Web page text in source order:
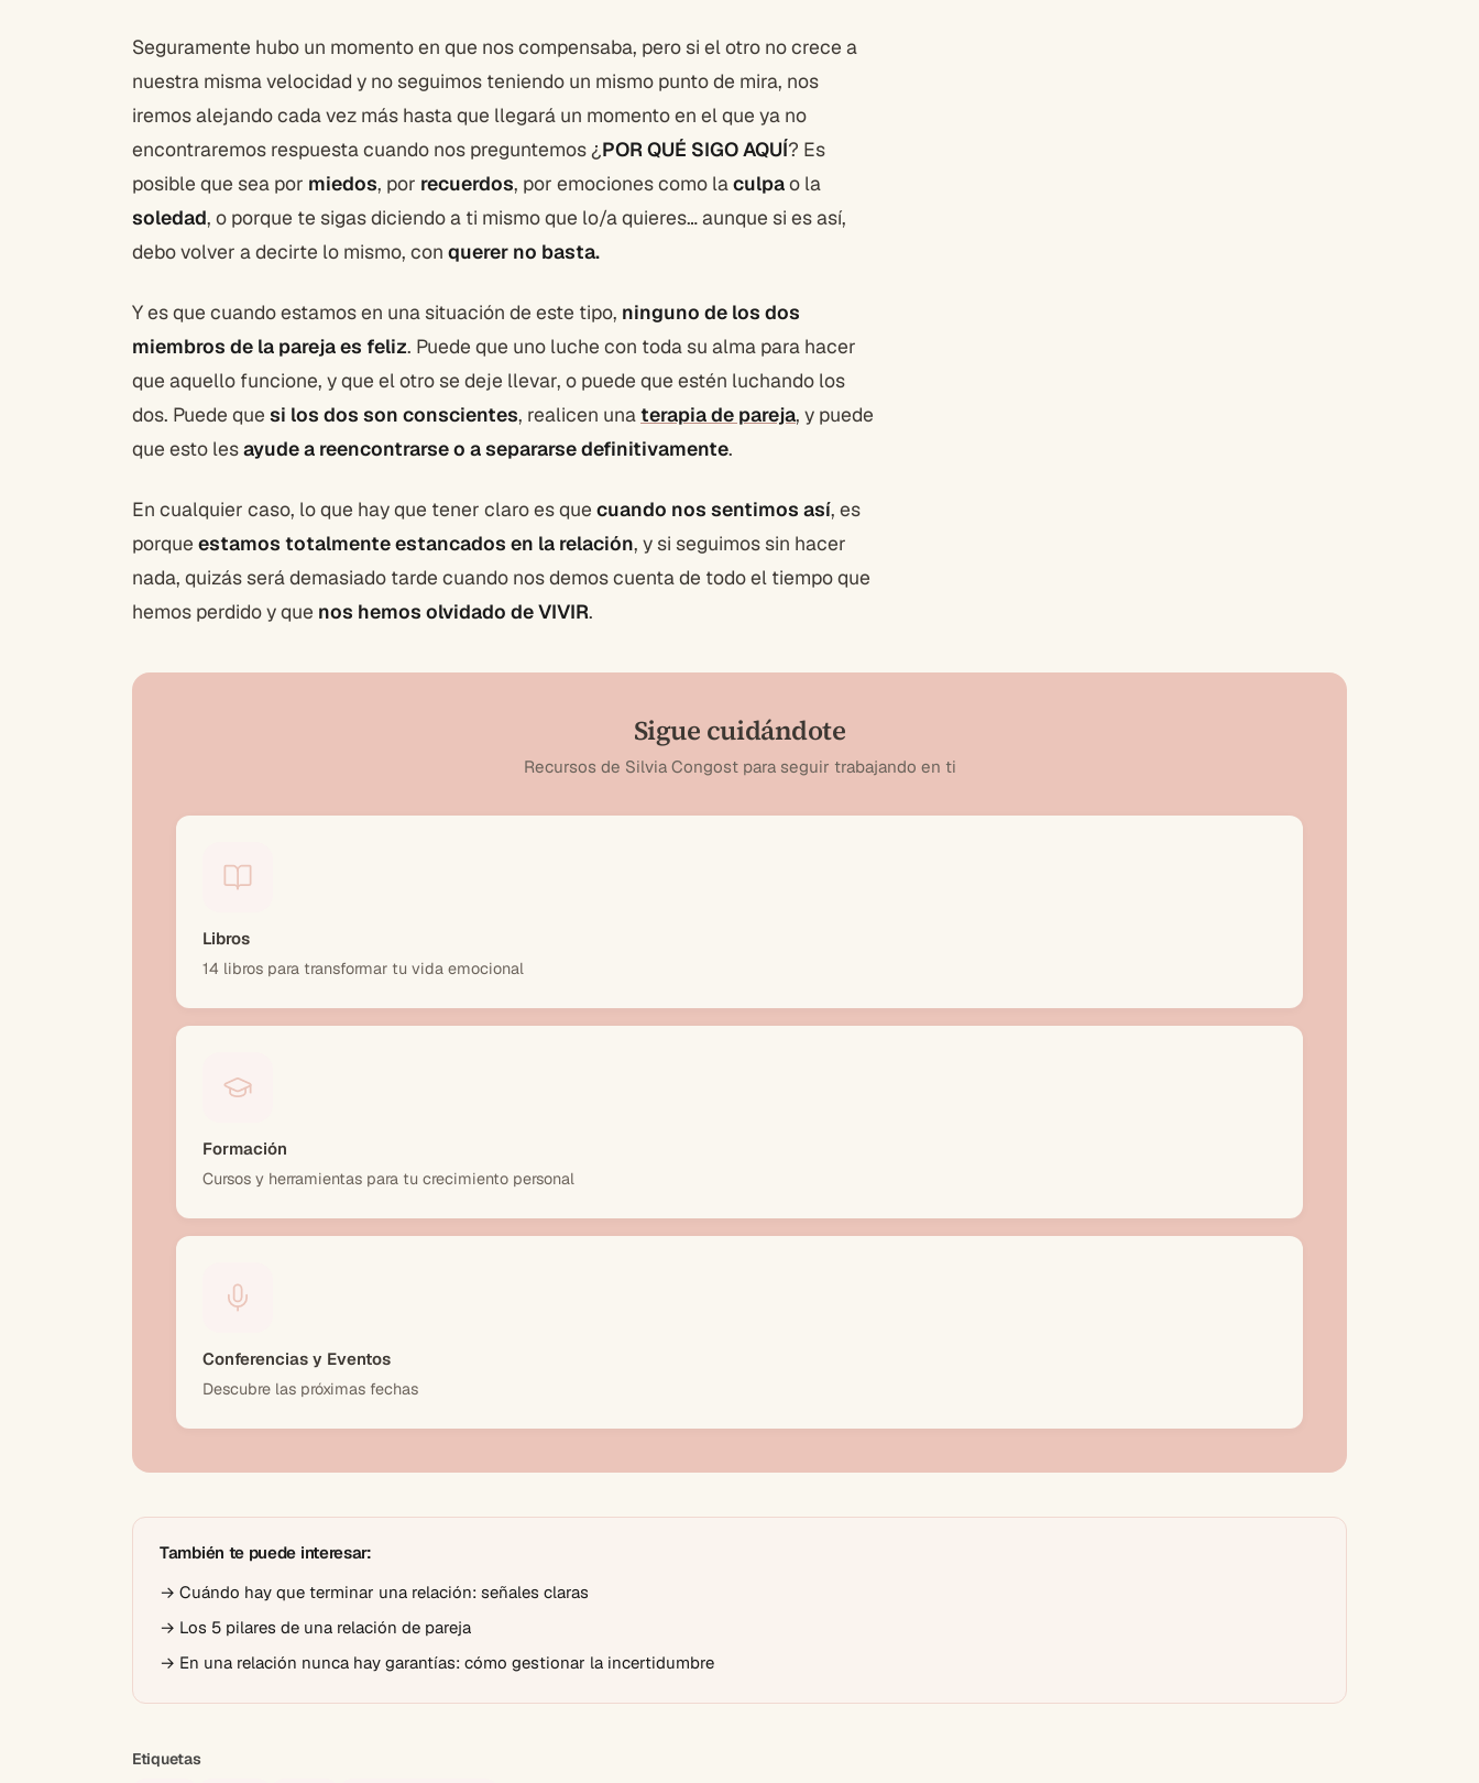
Seguramente hubo un momento en que nos compensaba, pero si el otro no crece a
nuestra misma velocidad y no seguimos teniendo un mismo punto de mira, nos
iremos alejando cada vez más hasta que llegará un momento en el que ya no
encontraremos respuesta cuando nos preguntemos ¿POR QUÉ SIGO AQUÍ? Es
posible que sea por miedos, por recuerdos, por emociones como la culpao la
soledad, o porque te sigas diciendo a ti mismo que lo/a quieres… aunque si es así,
debo volver a decirte lo mismo, con querer no basta.
Y es que cuando estamos en una situación de este tipo, ninguno de los dos
miembros de la pareja es feliz. Puede que uno luche con toda su alma para hacer
que aquello funcione, y que el otro se deje llevar, o puede que estén luchando los
dos. Puede que si los dos son conscientes, realicen una terapia de pareja, y puede
que esto lesayude a reencontrarseo a separarse definitivamente.
En cualquier caso, lo que hay que tener claro es que cuando nos sentimos así, es
porque estamos totalmente estancados en la relación, y si seguimos sin hacer
nada, quizás será demasiado tarde cuando nos demos cuenta de todo el tiempo que
hemos perdido y que nos hemos olvidado de VIVIR.
Sigue cuidándote
Recursos de Silvia Congost para seguir trabajando en ti
Libros
14 libros para transformar tu vida emocional
Formación
Cursos y herramientas para tu crecimiento personal
Conferencias y Eventos
Descubre las próximas fechas
También te puede interesar:
→ Cuándo hay que terminar una relación: señales claras
→ Los 5 pilares de una relación de pareja
→ En una relación nunca hay garantías: cómo gestionar la incertidumbre
Etiquetas